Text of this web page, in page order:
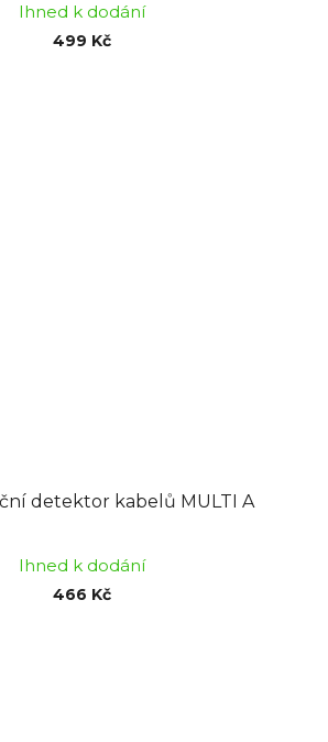
Ihned k dodání
499 Kč
detektor kabelů MULTI A
Ihned k dodání
466 Kč